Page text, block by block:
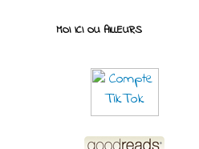
MOI ICI OU AILLEURS